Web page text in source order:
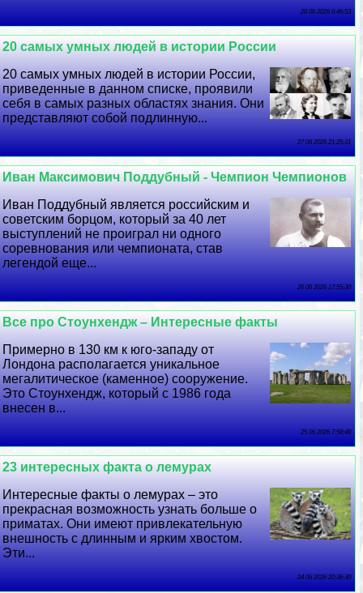
28 06 2026 6:46:53
20 самых умных людей в истории России
20 самых умных людей в истории России,
приведенные в данном списке, проявили
себя в самых разных областях знания. Они
представляют собой подлинную...
27 06 2026 21:25:31
Иван Максимович Поддубный - Чемпион Чемпионов
Иван Поддубный является российским и
советским борцом, который за 40 лет
выступлений не проиграл ни одного
соревнования или чемпионата, став
легендой еще...
26 06 2026 17:55:30
Все про Стоунхендж – Интересные факты
Примерно в 130 км к юго-западу от
Лондона располагается уникальное
мегалитическое (каменное) сооружение.
Это Стоунхендж, который с 1986 года
внесен в...
25 06 2026 7:58:48
23 интересных факта о лемурах
Интересные факты о лемурах – это
прекрасная возможность узнать больше о
приматах. Они имеют привлекательную
внешность с длинным и ярким хвостом.
Эти...
24 06 2026 20:36:30